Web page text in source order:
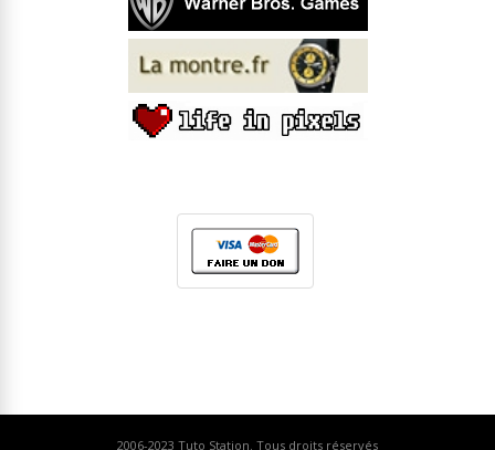
2006-2023 Tuto Station. Tous droits réservés